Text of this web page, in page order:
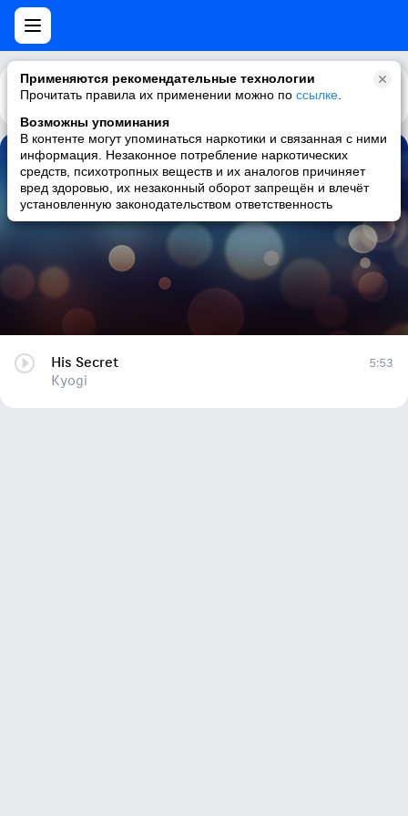
Применяются рекомендательные технологии
Прочитать правила их применении можно по ссылке
Возможны упоминания
В контенте могут упоминаться наркотики и связанная с ними
информация. Незаконное потребление наркотических
средств, психотропных веществ и их аналогов причиняет
вред здоровью, их незаконный оборот запрещён и влечёт
установленную законодательством ответственность
Каталог Рекомендации
His Secret
Kyogi
His Secret
Kyogi
5:53